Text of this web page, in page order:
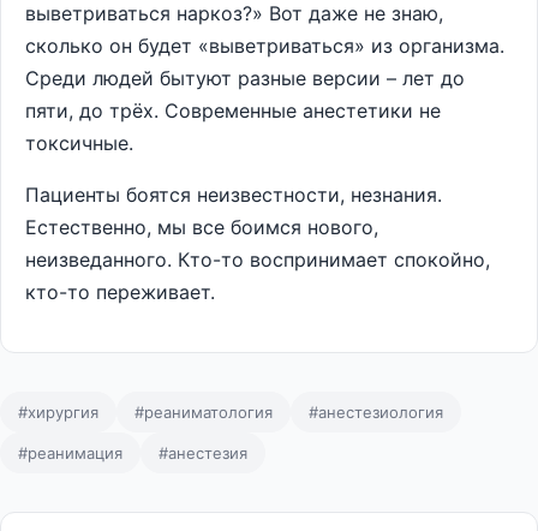
выветриваться наркоз?» Вот даже не знаю,
сколько он будет «выветриваться» из организма.
Среди людей бытуют разные версии – лет до
пяти, до трёх. Современные анестетики не
токсичные.
Пациенты боятся неизвестности, незнания.
Естественно, мы все боимся нового,
неизведанного. Кто-то воспринимает спокойно,
кто-то переживает.
#хирургия #реаниматология #анестезиология
#реанимация #анестезия